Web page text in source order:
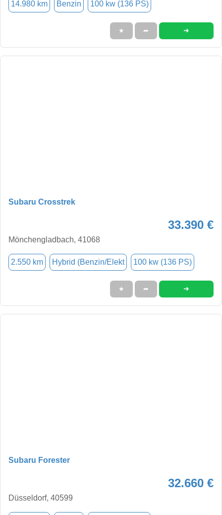
14.980 km Benzin 100 kw (136 PS)
★ ➦ ➜
Subaru Crosstrek
33.390 €
Mönchengladbach, 41068
2.550 km Hybrid (Benzin/Elekt 100 kw (136 PS)
★ ➦ ➜
Subaru Forester
32.660 €
Düsseldorf, 40599